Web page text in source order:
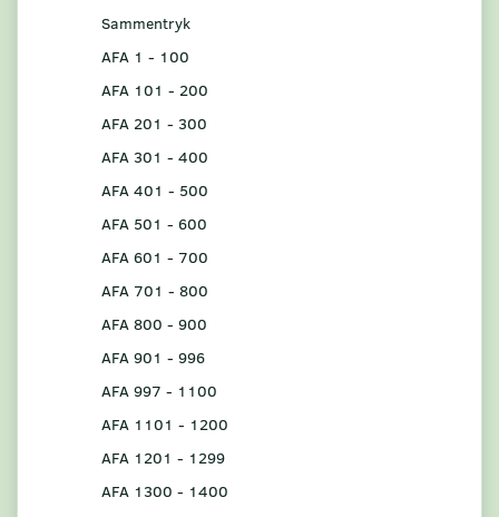
Sammentryk
AFA 1 - 100
AFA 101 - 200
AFA 201 - 300
AFA 301 - 400
AFA 401 - 500
AFA 501 - 600
AFA 601 - 700
AFA 701 - 800
AFA 800 - 900
AFA 901 - 996
AFA 997 - 1100
AFA 1101 - 1200
AFA 1201 - 1299
AFA 1300 - 1400